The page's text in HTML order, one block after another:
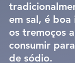
em sal, é
os tremoços
consumir
de sódio.